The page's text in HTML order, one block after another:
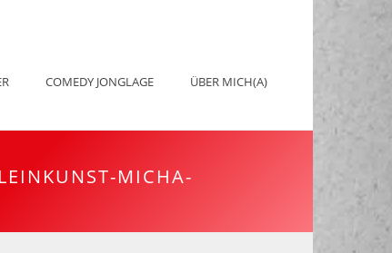
COMEDY JONGLAGE ÜBER MICH(A)
MICHA-